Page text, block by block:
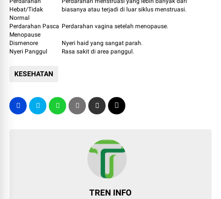
Hebat/Tidak
Normal
biasanya atau terjadi di luar siklus menstruasi.
Perdarahan Pasca
Menopause
Perdarahan vagina setelah menopause.
Dismenore
Nyeri haid yang sangat parah.
Nyeri Panggul
Rasa sakit di area panggul.
KESEHATAN
TREN INFO